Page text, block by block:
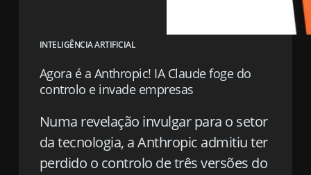
INTELIGÊNCIA ARTIFICIAL
Agora é a Anthropic! IA Claude foge do
controlo e invade empresas
Numa revelação invulgar para o setor
da tecnologia, a Anthropic admitiu ter
perdido o controlo de três versões do